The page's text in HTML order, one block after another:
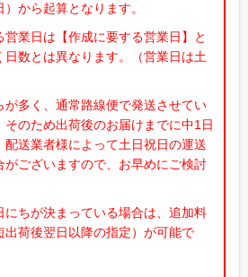
から起算となります。
業日は【作成に要する営業日】と
日数とは異なります。（営業日は土
が多く、通常路線便で発送させてい
そのため出荷後のお届けまでに中1日
配送業者様によって土日祝日の運送
がございますので、お早めにご検討
にちが決まっている場合は、追加料
出荷後翌日以降の指定）が可能で